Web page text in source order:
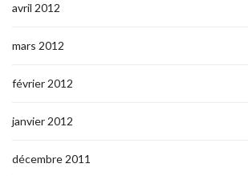
avril 2012
mars 2012
février 2012
janvier 2012
décembre 2011